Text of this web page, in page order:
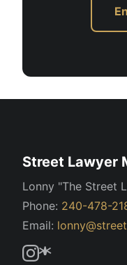
Street Lawyer
Lonny "The Street
Phone: 240-478-
Email: